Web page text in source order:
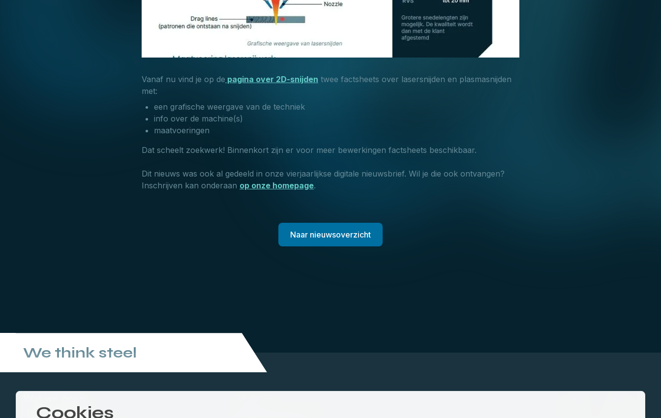
Vanaf nu vind je op de pagina over 2D-snijden twee factsheets over lasersnijden en plasmasnijden
met:
een grafische weergave van de techniek
info over de machine(s)
maatvoeringen
Dat scheelt zoekwerk! Binnenkort zijn er voor meer bewerkingen factsheets beschikbaar.
Dit nieuws was ook al gedeeld in onze vierjaarlijkse digitale nieuwsbrief. Wil je die ook ontvangen?
Inschrijven kan onderaan op onze homepage.
Naar nieuwsoverzicht
We think steel
Jouw branche
Cookies